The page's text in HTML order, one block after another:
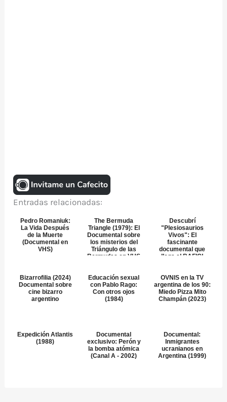
Entradas relacionadas:
Pedro Romaniuk:
La Vida Después
de la Muerte
(Documental en
VHS)
The Bermuda
Triangle (1979): El
Documental sobre
los misterios del
Triángulo de las
Bermudas en VHS
Descubrí
"Plesiosaurios
Vivos": El
fascinante
documental que
llega al BAFICI
Bizarrofilia (2024)
Documental sobre
cine bizarro
argentino
Educación sexual
con Pablo Rago:
Con otros ojos
(1984)
OVNIS en la TV
argentina de los 90:
Miedo Pizza Mito
Champán (2023)
Expedición Atlantis
(1988)
Documental
exclusivo: Perón y
la bomba atómica
(Canal A - 2002)
Documental:
Inmigrantes
ucranianos en
Argentina (1999)